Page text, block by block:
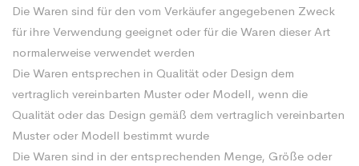
Die Waren sind für den vom Verkäufer angegebenen Zweck
für ihre Verwendung geeignet oder für die Waren dieser Art
normalerweise verwendet werden
Die Waren entsprechen in Qualität oder Design dem
vertraglich vereinbarten Muster oder Modell, wenn die
Qualität oder das Design gemäß dem vertraglich vereinbarten
Muster oder Modell bestimmt wurde
Die Waren sind in der entsprechenden Menge, Größe oder